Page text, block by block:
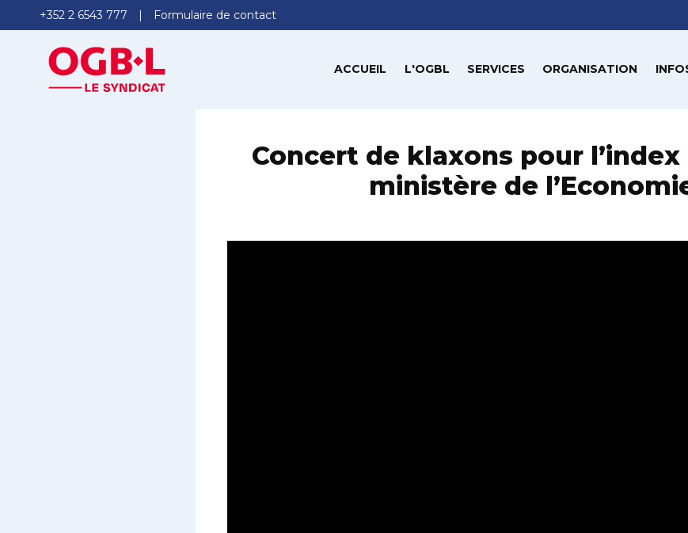
+352 2 6543 777 Formulaire de contact
ACCUEIL L'OGBL SERVICES ORGANISATION
Concert de klaxons pour
ministère de